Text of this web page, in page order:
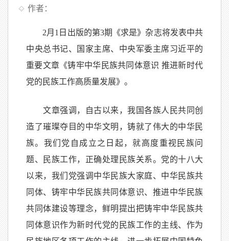
作者：
2月1日出版的第3期《求是》杂志将发表中共
中央总书记、国家主席、中央军委主席习近平的
重要文章《铸牢中华民族共同体意识 推进新时代
党的民族工作高质量发展》。
文章强调，自古以来，我国各族人民共同创
造了璀璨夺目的中华文明，铸就了伟大的中华民
族。我们党自成立之日起，就高度重视民族问
题、民族工作，正确处理民族关系。党的十八大
以来，我们党强调中华民族大家庭、中华民族共
同体、铸牢中华民族共同体意识、推进中华民族
共同体建设等理念，鲜明提出把铸牢中华民族共
同体意识作为新时代党的民族工作的主线、作为